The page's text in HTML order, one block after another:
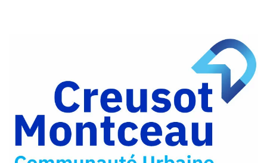
Facebook
Partager
Twitter
Partager
par
e-
mail